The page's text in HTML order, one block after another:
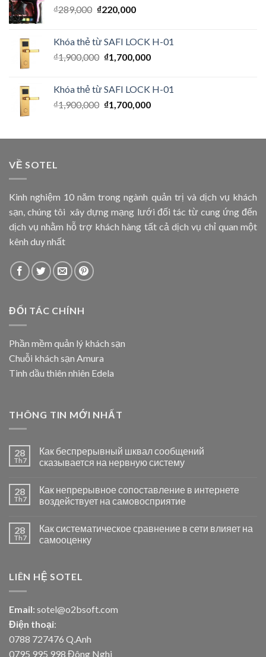
₫289,000 ₫220,000
Khóa thẻ từ SAFI LOCK H-01
₫1,900,000 ₫1,700,000
Khóa thẻ từ SAFI LOCK H-01
₫1,900,000 ₫1,700,000
VỀ SOTEL
Kinh nghiệm 10 năm trong ngành quản trị và dịch vụ khách
sạn, chúng tôi xây dựng mạng lưới đối tác từ cung ứng đến
dịch vụ nhằm hỗ trợ khách hàng tất cả dịch vụ chỉ quan một
kênh duy nhất
ĐỐI TÁC CHÍNH
Phần mềm quản lý khách sạn
Chuỗi khách sạn Amura
Tinh dầu thiên nhiên Edela
THÔNG TIN MỚI NHẤT
28
Th7
Как беспрерывный шквал сообщений
сказывается на нервную систему
28
Th7
Как непрерывное сопоставление в интернете
воздействует на самовосприятие
28
Th7
Как систематическое сравнение в сети влияет на
самооценку
LIÊN HỆ SOTEL
Email: sotel@o2bsoft.com
Điện thoại:
0788 727476 Q.Anh
0795 995 998 Đông Nghi